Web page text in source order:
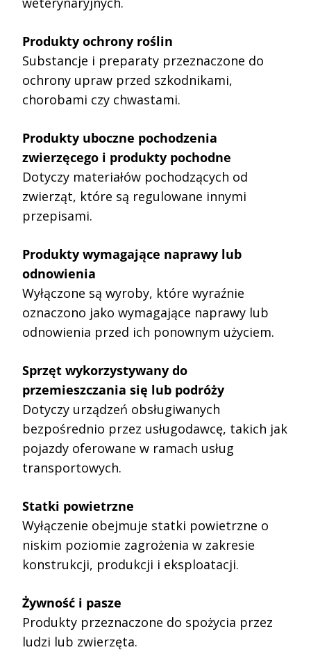
Produkty ochrony roślin
Substancje i preparaty przeznaczone do
ochrony upraw przed szkodnikami,
chorobami czy chwastami.
Produkty uboczne pochodzenia
zwierzęcego i produkty pochodne
Dotyczy materiałów pochodzących od
zwierząt, które są regulowane innymi
przepisami.
Produkty wymagające naprawy lub
odnowienia
Wyłączone są wyroby, które wyraźnie
oznaczono jako wymagające naprawy lub
odnowienia przed ich ponownym użyciem.
Sprzęt wykorzystywany do
przemieszczania się lub podróży
Dotyczy urządzeń obsługiwanych
bezpośrednio przez usługodawcę, takich jak
pojazdy oferowane w ramach usług
transportowych.
Statki powietrzne
Wyłączenie obejmuje statki powietrzne o
niskim poziomie zagrożenia w zakresie
konstrukcji, produkcji i eksploatacji.
Żywność i pasze
Produkty przeznaczone do spożycia przez
ludzi lub zwierzęta.